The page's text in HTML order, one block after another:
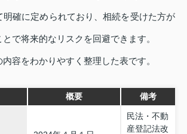
明確に定められており、相続を受けた方が
で将来的なリスクを回避できます。
容をわかりやすく整理した表です。
概要 備考
民法・不動
産登記法改